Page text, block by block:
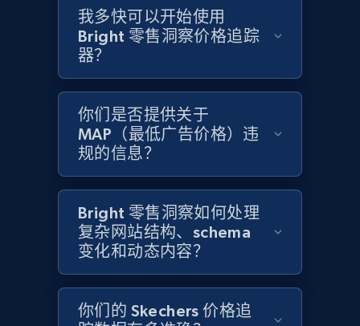
and more.
2.1K+
Home Depot US - Discover products by
specified URL
URL, Domain, Country code, Model number,
Sku, Product id, Product name, Manufacturer,
and more.
2.1K+ 355+
我多快可以开始使用
Bright 零售洞察价格追踪
器？
你们是否提供关于
MAP（最低广告价格）违
规的信息？
Bright 零售洞察如何处理
复杂网站结构、schema
变化和动态内容？
你们的 Skechers 价格追